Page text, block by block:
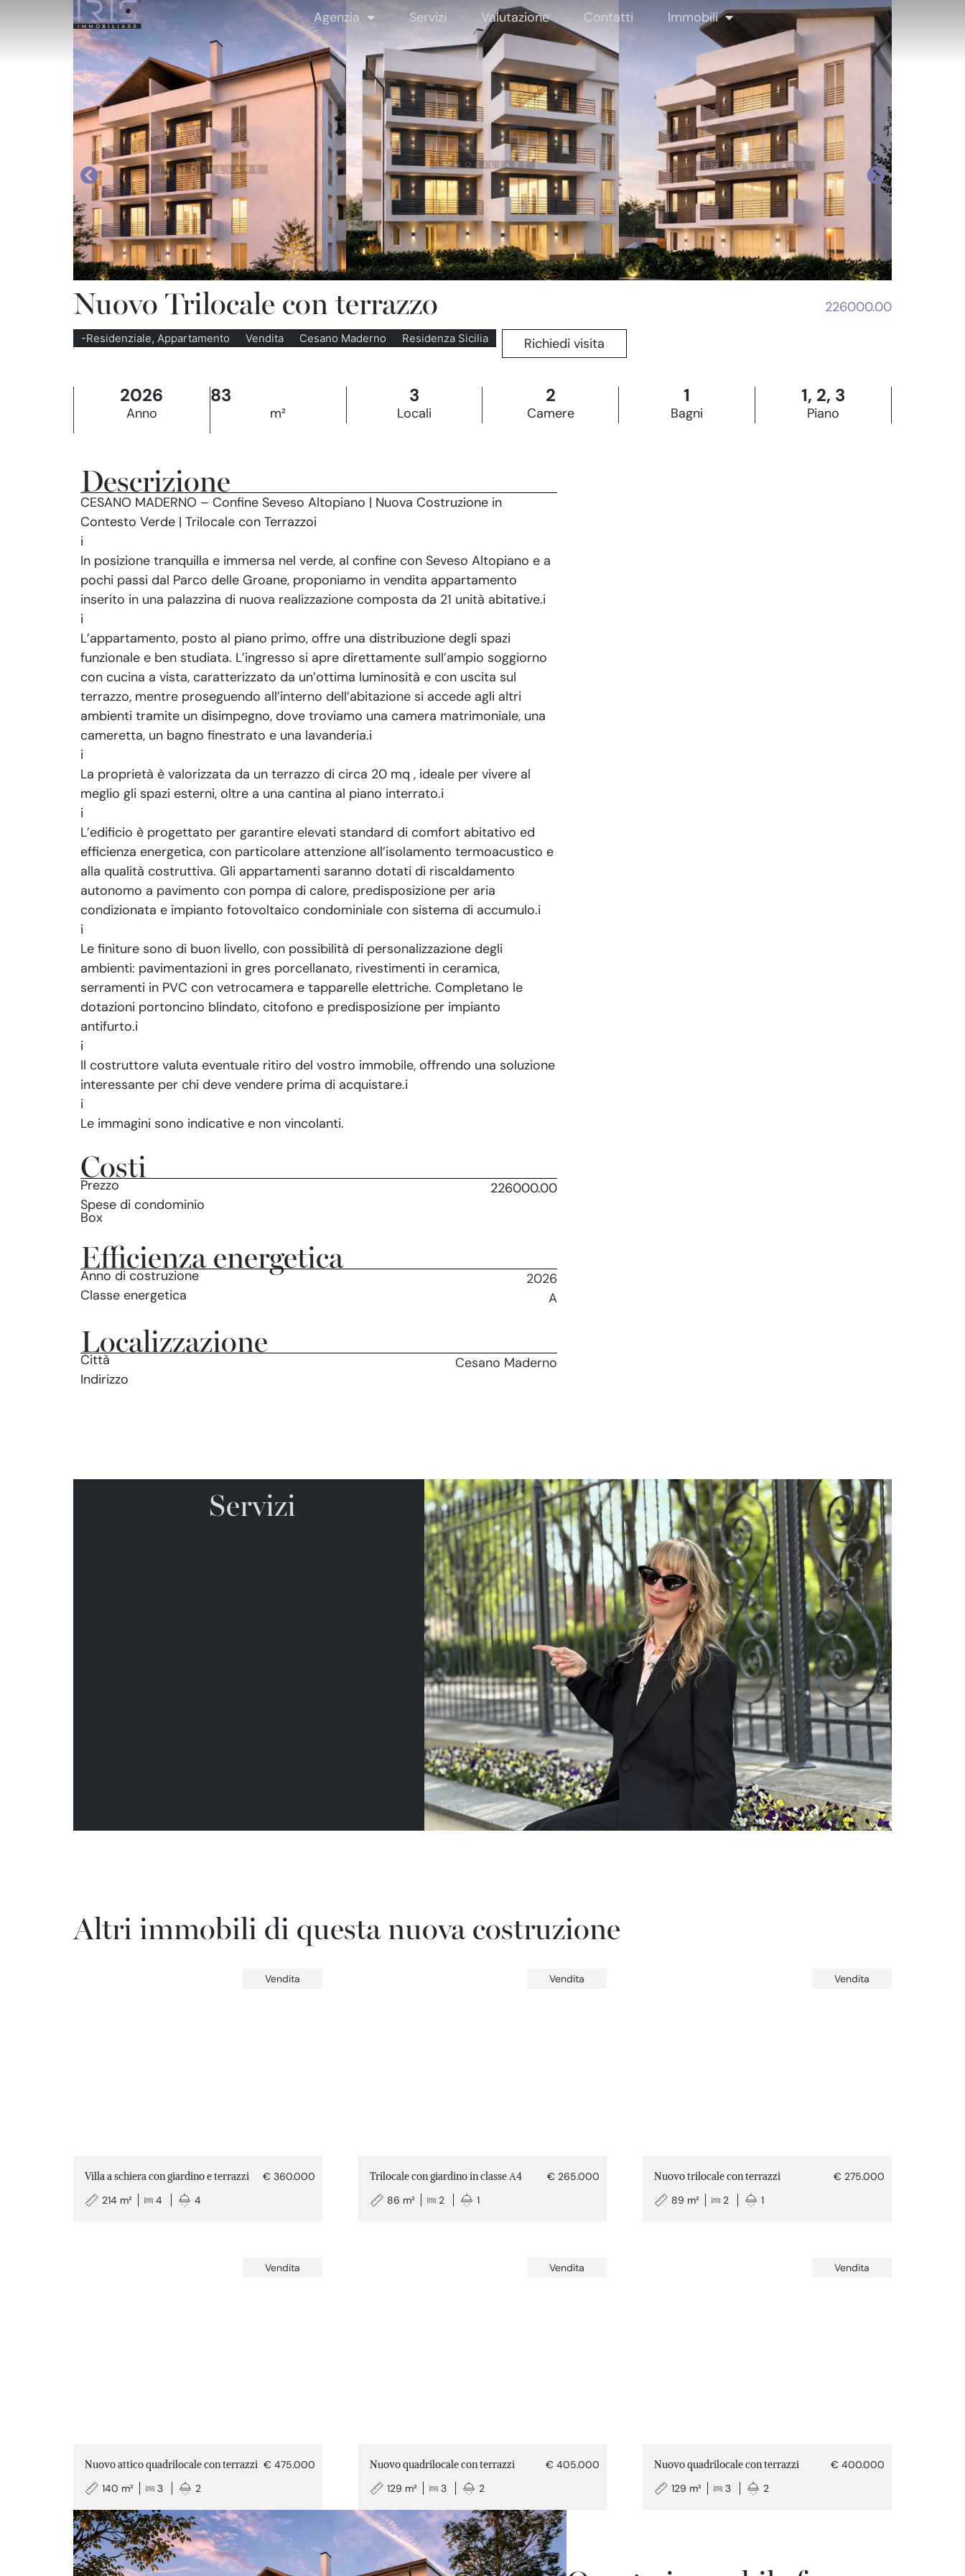
Agenzia Servizi Valutazione Contatti Immobili
Nuovo Trilocale con terrazzo 226000.00
-Residenziale, Appartamento Vendita Cesano Maderno Residenza Sicilia Richiedi visita
2026
Anno
83
m²
3
Locali
2
Camere
1
Bagni
1, 2, 3
Piano
Descrizione
CESANO MADERNO – Confine Seveso Altopiano | Nuova Costruzione in
Contesto Verde | Trilocale con Terrazzoi
i
In posizione tranquilla e immersa nel verde, al confine con Seveso Altopiano e a
pochi passi dal Parco delle Groane, proponiamo in vendita appartamento
inserito in una palazzina di nuova realizzazione composta da 21 unità abitative.i
i
L’appartamento, posto al piano primo, offre una distribuzione degli spazi
funzionale e ben studiata. L’ingresso si apre direttamente sull’ampio soggiorno
con cucina a vista, caratterizzato da un’ottima luminosità e con uscita sul
terrazzo, mentre proseguendo all’interno dell’abitazione si accede agli altri
ambienti tramite un disimpegno, dove troviamo una camera matrimoniale, una
cameretta, un bagno finestrato e una lavanderia.i
i
La proprietà è valorizzata da un terrazzo di circa 20 mq , ideale per vivere al
meglio gli spazi esterni, oltre a una cantina al piano interrato.i
i
L’edificio è progettato per garantire elevati standard di comfort abitativo ed
efficienza energetica, con particolare attenzione all’isolamento termoacustico e
alla qualità costruttiva. Gli appartamenti saranno dotati di riscaldamento
autonomo a pavimento con pompa di calore, predisposizione per aria
condizionata e impianto fotovoltaico condominiale con sistema di accumulo.i
i
Le finiture sono di buon livello, con possibilità di personalizzazione degli
ambienti: pavimentazioni in gres porcellanato, rivestimenti in ceramica,
serramenti in PVC con vetrocamera e tapparelle elettriche. Completano le
dotazioni portoncino blindato, citofono e predisposizione per impianto
antifurto.i
i
Il costruttore valuta eventuale ritiro del vostro immobile, offrendo una soluzione
interessante per chi deve vendere prima di acquistare.i
i
Le immagini sono indicative e non vincolanti.
Costi
Prezzo
226000.00
Spese di condominio
Box
Efficienza energetica
Anno di costruzione
2026
Classe energetica
A
Localizzazione
Città
Cesano Maderno
Indirizzo
Servizi
Altri immobili di questa nuova costruzione
Vendita
€ 360.000
Villa a schiera con giardino e terrazzi
214 m²
4 4
Vendita
€ 265.000
Trilocale con giardino in classe A4
86 m²
2 1
Vendita
€ 275.000
Nuovo trilocale con terrazzi
89 m²
2 1
Vendita
€ 475.000
Nuovo attico quadrilocale con terrazzi
140 m²
3 2
Vendita
€ 405.000
Nuovo quadrilocale con terrazzi
129 m²
3 2
Vendita
€ 400.000
Nuovo quadrilocale con terrazzi
129 m²
3 2